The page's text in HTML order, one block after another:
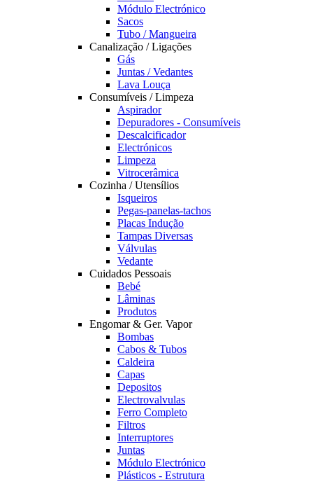
Módulo Electrónico
Sacos
Tubo / Mangueira
Canalização / Ligações
Gás
Juntas / Vedantes
Lava Louça
Consumíveis / Limpeza
Aspirador
Depuradores - Consumíveis
Descalcificador
Electrónicos
Limpeza
Vitrocerâmica
Cozinha / Utensílios
Isqueiros
Pegas-panelas-tachos
Placas Indução
Tampas Diversas
Válvulas
Vedante
Cuidados Pessoais
Bebé
Lâminas
Produtos
Engomar & Ger. Vapor
Bombas
Cabos & Tubos
Caldeira
Capas
Depositos
Electrovalvulas
Ferro Completo
Filtros
Interruptores
Juntas
Módulo Electrónico
Plásticos - Estrutura